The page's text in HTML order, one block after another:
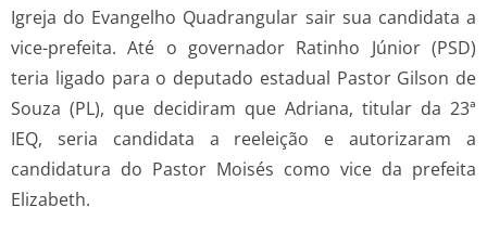
Igreja do Evangelho Quadrangular sair sua candidata a
vice-prefeita. Até o governador Ratinho Júnior (PSD)
teria ligado para o deputado estadual Pastor Gilson de
Souza (PL), que decidiram que Adriana, titular da 23ª
IEQ, seria candidata a reeleição e autorizaram a
candidatura do Pastor Moisés como vice da prefeita
Elizabeth.